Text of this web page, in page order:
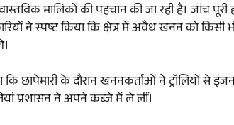
मालिकों की पहचान की जा रही है। जांच
ने स्पष्ट किया कि क्षेत्र में अवैध खनन को किसी
कि छापेमारी के दौरान खननकर्ताओं ने ट्रॉलियों
प्रशासन ने अपने कब्जे में ले लीं।